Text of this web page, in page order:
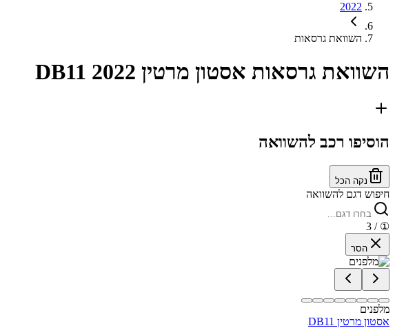
2022
השוואת גרסאות
השוואת גרסאות אסטון מרטין DB11 2022
הוסיפו רכב להשוואה
נקה הכל
חיפוש דגם להשוואה
①
/ 3
הסר
מלפנים
אסטון מרטין DB11